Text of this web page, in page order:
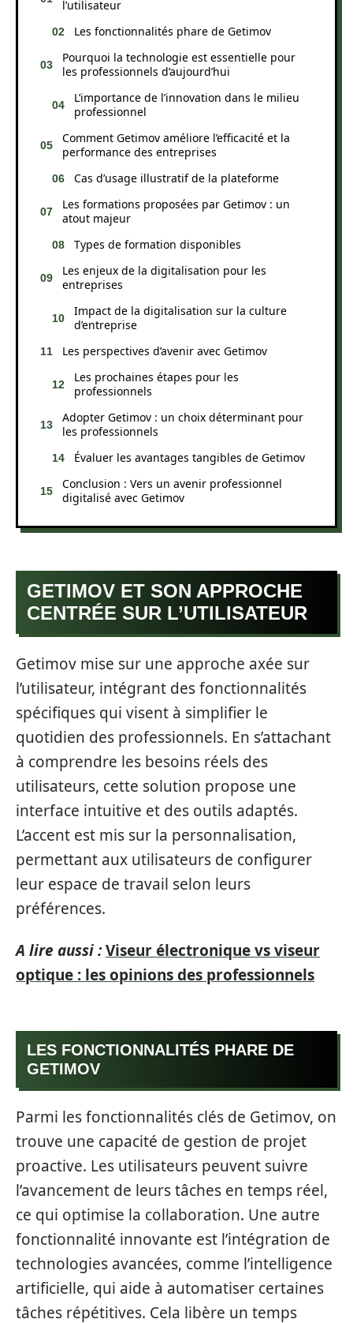
l’utilisateur
Les fonctionnalités phare de Getimov
Pourquoi la technologie est essentielle pour
les professionnels d’aujourd’hui
L’importance de l’innovation dans le milieu
professionnel
Comment Getimov améliore l’efficacité et la
performance des entreprises
Cas d’usage illustratif de la plateforme
Les formations proposées par Getimov : un
atout majeur
Types de formation disponibles
Les enjeux de la digitalisation pour les
entreprises
Impact de la digitalisation sur la culture
d’entreprise
Les perspectives d’avenir avec Getimov
Les prochaines étapes pour les
professionnels
Adopter Getimov : un choix déterminant pour
les professionnels
Évaluer les avantages tangibles de Getimov
Conclusion : Vers un avenir professionnel
digitalisé avec Getimov
GETIMOV ET SON APPROCHE
CENTRÉE SUR L’UTILISATEUR
Getimov mise sur une approche axée sur
l’utilisateur, intégrant des fonctionnalités
spécifiques qui visent à simplifier le
quotidien des professionnels. En s’attachant
à comprendre les besoins réels des
utilisateurs, cette solution propose une
interface intuitive et des outils adaptés.
L’accent est mis sur la personnalisation,
permettant aux utilisateurs de configurer
leur espace de travail selon leurs
préférences.
A lire aussi :Viseur électronique vs viseur
optique : les opinions des professionnels
LES FONCTIONNALITÉS PHARE DE
GETIMOV
Parmi les fonctionnalités clés de Getimov, on
trouve une capacité de gestion de projet
proactive. Les utilisateurs peuvent suivre
l’avancement de leurs tâches en temps réel,
ce qui optimise la collaboration. Une autre
fonctionnalité innovante est l’intégration de
technologies avancées, comme l’intelligence
artificielle, qui aide à automatiser certaines
tâches répétitives. Cela libère un temps